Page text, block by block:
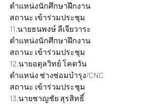
ตำแหน่งนักศึกษาฝึกงาน
สถานะ เข้าร่วมประชุม
11.นายธนพงษ์ ลีเจียวาระ
ตำแหน่งนักศึกษาฝึกงาน
สถานะ เข้าร่วมประชุม
12.นายอดุลวิทย์ โคตวัน
ตำแหน่ง ช่างซ่อมบำรุง/CNC
สถานะ เข้าร่วมประชุม
13.นายชาญชัย สุรสิทธิ์